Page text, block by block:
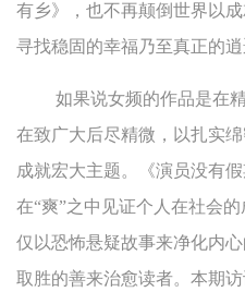
有乡》，也不再颠倒世界以
寻找稳固的幸福乃至真正的逍
如果说女频的作品是在
在致广大后尽精微，以扎实
成就宏大主题。《演员没有
在“爽”之中见证个人在社会
仅以恐怖悬疑故事来净化内
取胜的善来治愈读者。本期